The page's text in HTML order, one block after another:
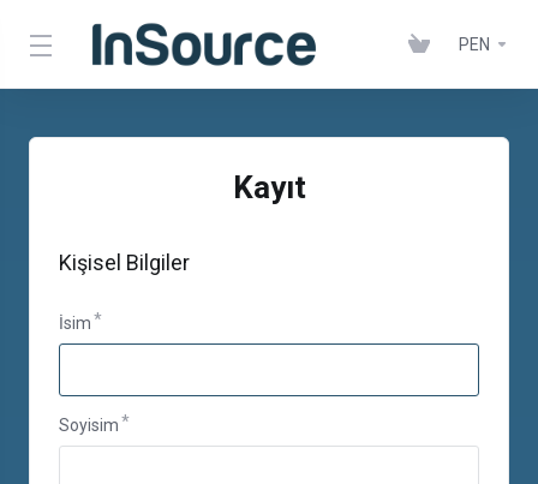
PEN
Kayıt
Kişisel Bilgiler
İsim
Soyisim